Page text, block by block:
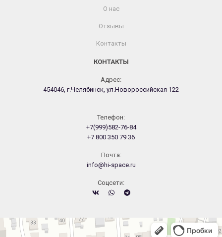
О нас
Отзывы
Контакты
КОНТАКТЫ
Адрес:
454046, г.Челябинск, ул.Новороссийская 122
Телефон:
+7(999)582-76-84
+7 800 350 79 36
Почта:
info@hi-space.ru
Cоцсети:
Челябинск
Новороссийская улица, 122 — Яндекс.Карты